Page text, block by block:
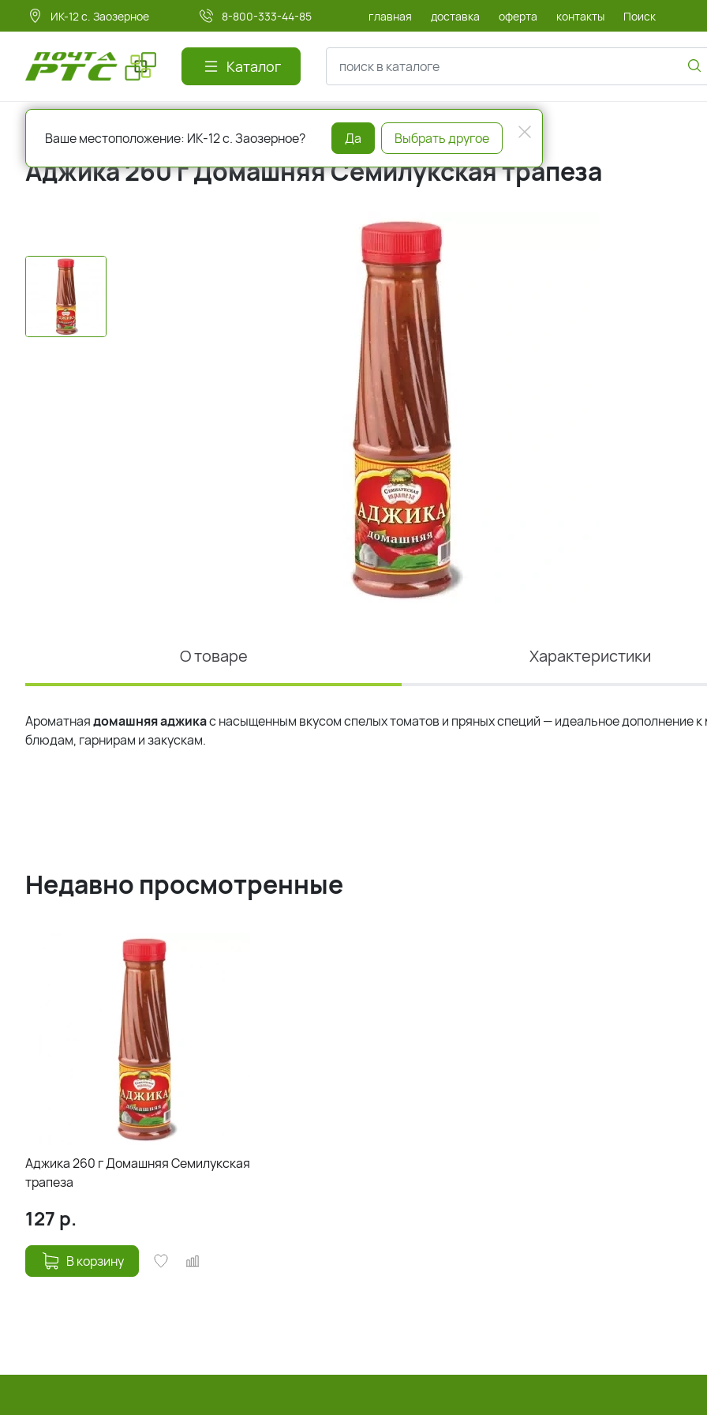
ИК-12 с. Заозерное 8-800-333-44-85 главная доставка оферта контакты Поиск
Каталог
Аджика 260 г Домашняя Семилукская трапеза
О товаре Характеристики
Ароматнаядомашняяаджикас насыщенным вкусом спелых томатов и пряных специй — идеальное дополнение
блюдам, гарнирам и закускам.
Недавно просмотренные
Аджика 260 г Домашняя Семилукская
трапеза
127 р.
В корзину
Ваше местоположение: ИК-12 с. Заозерное? Да Выбрать другое